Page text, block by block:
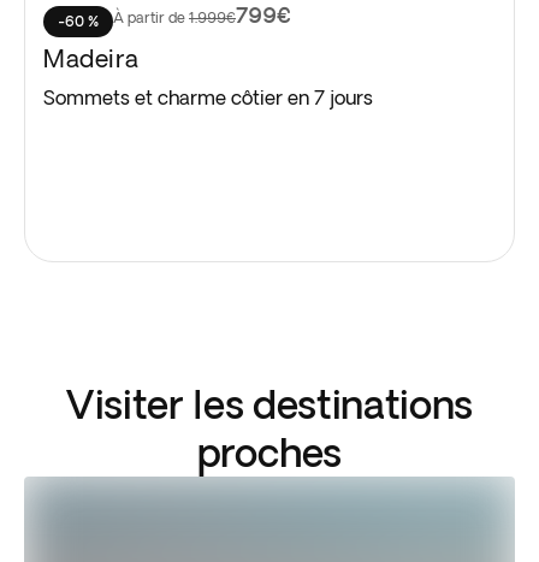
-60 % À partir de 1.999€799€
Madeira
Sommets et charme côtier en 7 jours
Visiter les destinations
proches